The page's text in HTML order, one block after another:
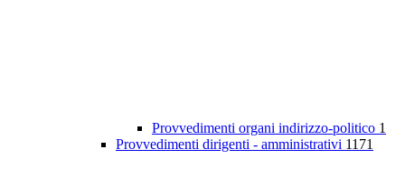
Provvedimenti organi indirizzo-politico 1
Provvedimenti dirigenti - amministrativi 1171